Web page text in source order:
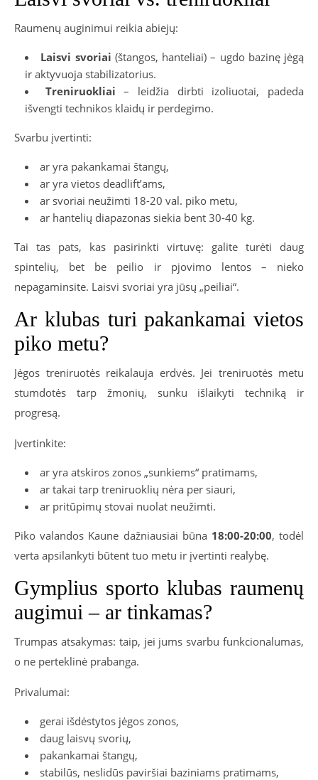
Raumenų auginimui reikia abiejų:
Laisvi svoriai (štangos, hanteliai) – ugdo bazinę jėgą
ir aktyvuoja stabilizatorius.
Treniruokliai – leidžia dirbti izoliuotai, padeda
išvengti technikos klaidų ir perdegimo.
Svarbu įvertinti:
ar yra pakankamai štangų,
ar yra vietos deadlift’ams,
ar svoriai neužimti 18-20 val. piko metu,
ar hantelių diapazonas siekia bent 30-40 kg.
Tai tas pats, kas pasirinkti virtuvę: galite turėti daug
spintelių, bet be peilio ir pjovimo lentos – nieko
nepagaminsite. Laisvi svoriai yra jūsų „peiliai“.
Ar klubas turi pakankamai vietos
piko metu?
Jėgos treniruotės reikalauja erdvės. Jei treniruotės metu
stumdotės tarp žmonių, sunku išlaikyti techniką ir
progresą.
Įvertinkite:
ar yra atskiros zonos „sunkiems“ pratimams,
ar takai tarp treniruoklių nėra per siauri,
ar pritūpimų stovai nuolat neužimti.
Piko valandos Kaune dažniausiai būna 18:00-20:00, todėl
verta apsilankyti būtent tuo metu ir įvertinti realybę.
Gymplius sporto klubas raumenų
augimui – ar tinkamas?
Trumpas atsakymas: taip, jei jums svarbu funkcionalumas,
o ne perteklinė prabanga.
Privalumai:
gerai išdėstytos jėgos zonos,
daug laisvų svorių,
pakankamai štangų,
stabilūs, neslidūs paviršiai baziniams pratimams,